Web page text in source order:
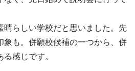
晴らしい学校だと思いました。先
象も。併願校候補の一つから、併
感じです。